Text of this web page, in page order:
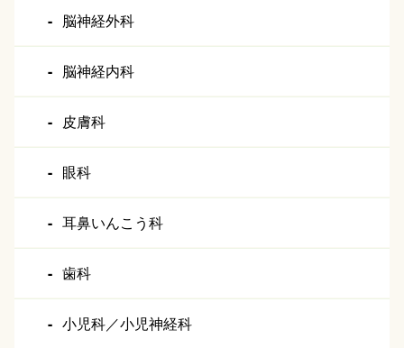
脳神経外科
脳神経内科
皮膚科
眼科
耳鼻いんこう科
歯科
小児科／小児神経科